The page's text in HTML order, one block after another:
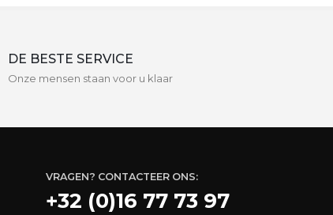
DE BESTE SERVICE
Onze mensen staan voor u klaar
VRAGEN? CONTACTEER ONS:
+32 (0)16 77 73 97